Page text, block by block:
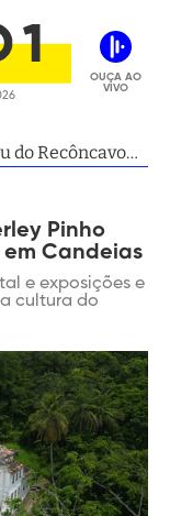
OUÇA AO
VIVO
do Recôncavo
em Candeias
Pinho
Candeias
e exposições e
cultura do